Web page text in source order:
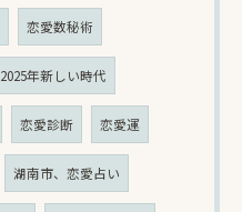
恋愛数秘術
2025年新しい時代
恋愛診断 恋愛運
湖南市、恋愛占い